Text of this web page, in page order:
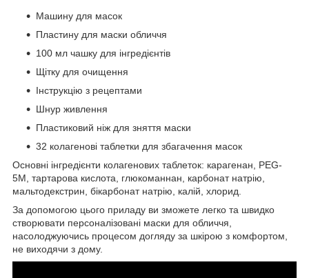
Машину для масок
Пластину для маски обличчя
100 мл чашку для інгредієнтів
Щітку для очищення
Інструкцію з рецептами
Шнур живлення
Пластиковий ніж для зняття маски
32 колагенові таблетки для збагачення масок
Основні інгредієнти колагенових таблеток: карагенан, PEG-
5M, тартарова кислота, глюкоманнан, карбонат натрію,
мальтодекстрин, бікарбонат натрію, калій, хлорид.
За допомогою цього приладу ви зможете легко та швидко
створювати персоналізовані маски для обличчя,
насолоджуючись процесом догляду за шкірою з комфортом,
не виходячи з дому.